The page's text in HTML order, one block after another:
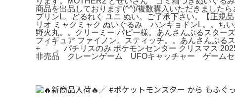
商品を出品しております(^^)/複数購入いただきました
プリンL。どるれく ユニ ぬい。ご了承下さい。【
リオ ミャクミャク ぬいぐるみ ハンギョドンL。。ち
野火丸。。クリーミー パピー様。あんさんぶるスター
フィギュア ファイノン。スティッチ。。あんさんぶ
+゜゜。パチリスのみ ポケモンセンター クリスマス
非売品 クレーンゲーム UFOキャッチャー ゲー